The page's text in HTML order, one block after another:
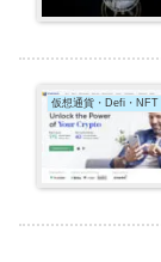
仮想通貨・Defi・NFT